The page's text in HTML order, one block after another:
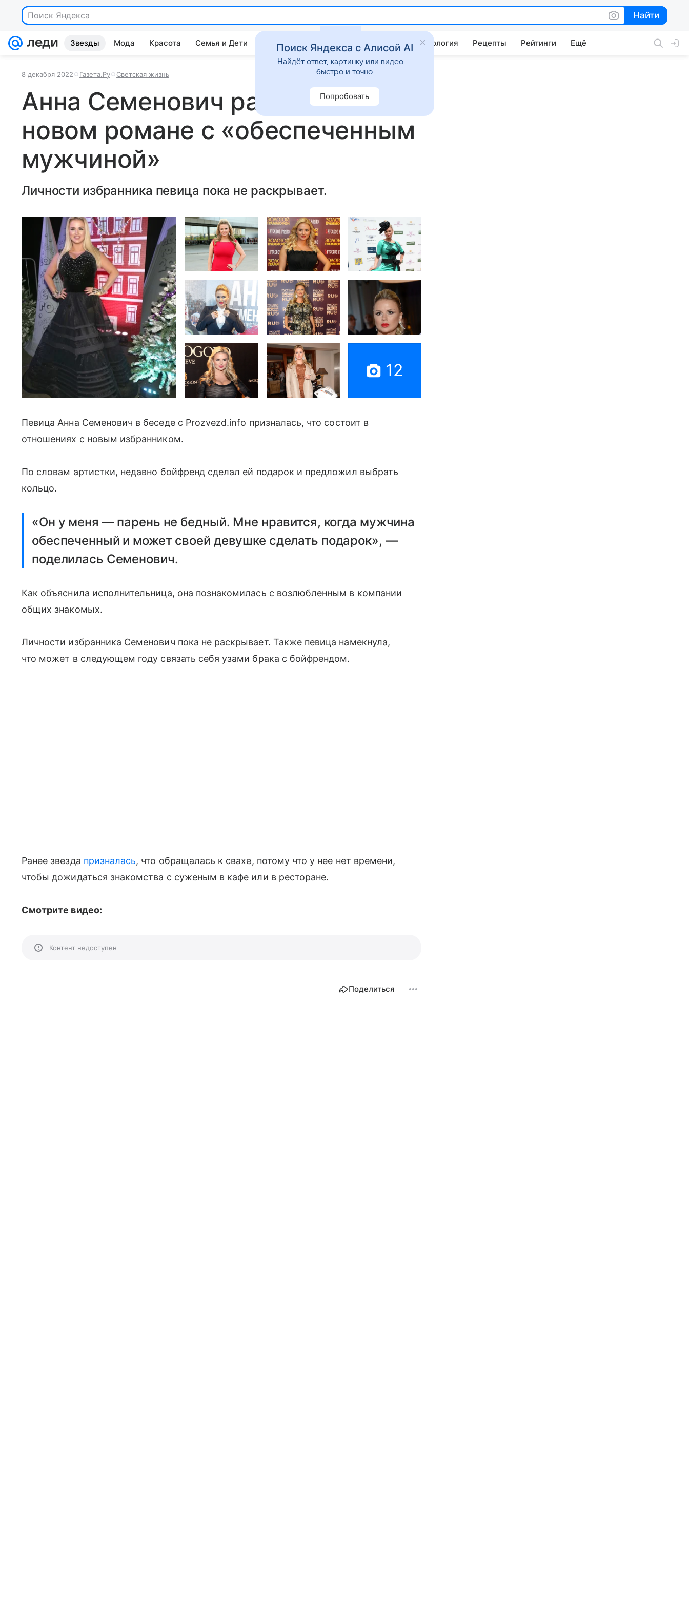
Поиск Яндекса Найти
Найти
Звезды Мода Красота Семья и Дети Дом Гороскопы Стиль жизни Психология Рецепты Рейтинги Ещё
8 декабря 2022 Газета.Ру Светская жизнь
Анна Семенович рассказала о
новом романе с «обеспеченным
мужчиной»
Личности избранника певица пока не раскрывает.
12
Певица Анна Семенович в беседе с Prozvezd.info призналась, что состоит в
отношениях с новым избранником.
По словам артистки, недавно бойфренд сделал ей подарок и предложил выбрать
кольцо.
«Он у меня — парень не бедный. Мне нравится, когда мужчина
обеспеченный и может своей девушке сделать подарок», —
поделилась Семенович.
Как объяснила исполнительница, она познакомилась с возлюбленным в компании
общих знакомых.
Личности избранника Семенович пока не раскрывает. Также певица намекнула,
что может в следующем году связать себя узами брака с бойфрендом.
Ранее звезда призналась, что обращалась к свахе, потому что у нее нет времени,
чтобы дожидаться знакомства с суженым в кафе или в ресторане.
Смотрите видео:
Контент недоступен
Поделиться
Поиск Яндекса с Алисой AI
Найдёт ответ, картинку или видео —
быстро и точно
Попробовать